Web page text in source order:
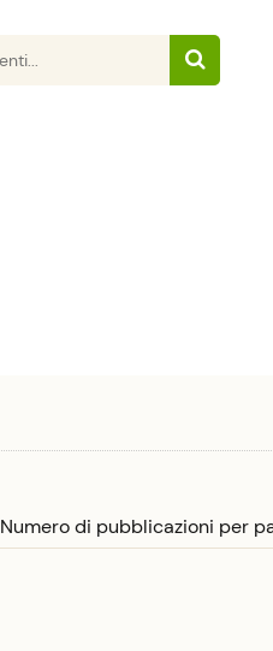
Numero di pubblicazioni per